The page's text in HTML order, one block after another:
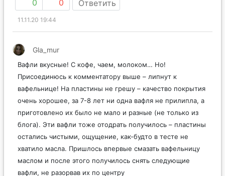
0 0 Ответить
11.11.20 19:44
Gla_mur
Вафли вкусные! С кофе, чаем, молоком… Но!
Присоединюсь к комментатору выше – липнут к
вафельнице! На пластины не грешу – качество покрытия
очень хорошее, за 7-8 лет ни одна вафля не прилипла, а
приготовлено их было не мало и разные (не только из
блога). Эти вафли тоже отодрать получилось – пластины
остались чистыми, ощущение, как-будто в тесте не
хватило масла. Пришлось впервые смазать вафельницу
маслом и после этого получилось снять следующие
вафли, не разорвав их по центру